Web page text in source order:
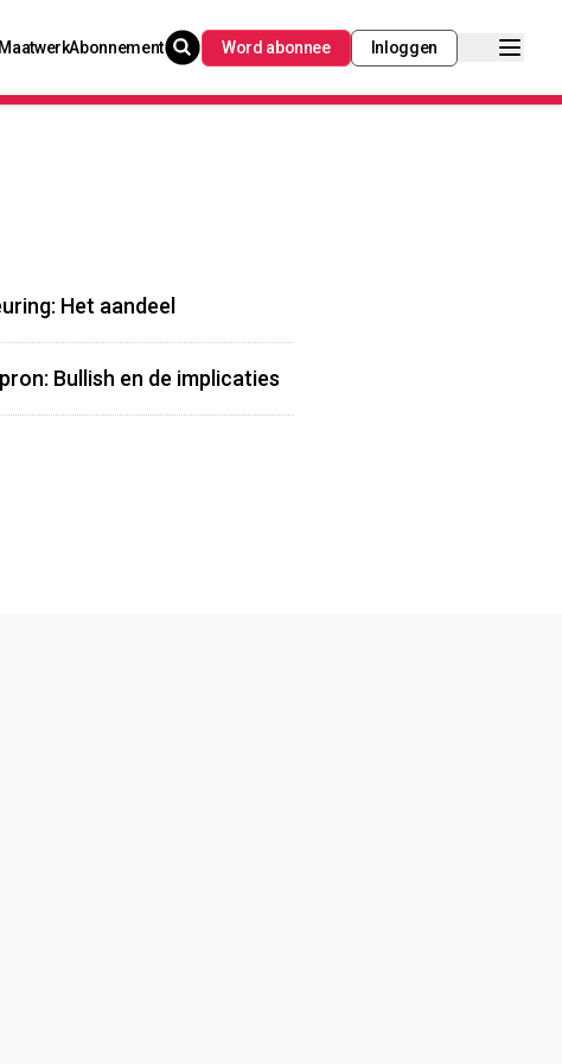
Abonnement Word abonnee Inloggen
Het aandeel
Bullish en de implicaties